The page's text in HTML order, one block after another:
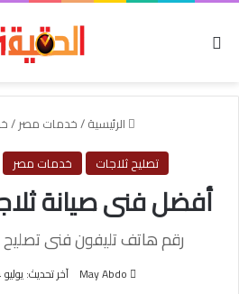
الرئيسية/خدمات مصر/
تصليح ثلاجات
خدمات مصر
أفضل فنى صيانة
رقم هاتف تليفون فنى
May Abdo آخر تحديث: يوليو 4, 2024